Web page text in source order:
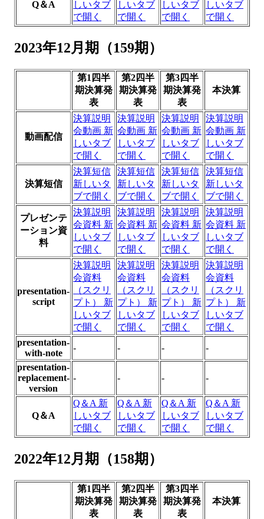
Q＆A
しいタブ
で開く
しいタブ
で開く
しいタブ
で開く
しいタブ
で開く
2023年12月期（159期）
第1四半
期決算発
表
第2四半
期決算発
表
第3四半
期決算発
表
本決算
動画配信
決算説明
会動画 新
しいタブ
で開く
決算説明
会動画 新
しいタブ
で開く
決算説明
会動画 新
しいタブ
で開く
決算説明
会動画 新
しいタブ
で開く
決算短信
決算短信
新しいタ
ブで開く
決算短信
新しいタ
ブで開く
決算短信
新しいタ
ブで開く
決算短信
新しいタ
ブで開く
プレゼンテ
ーション資
料
決算説明
会資料 新
しいタブ
で開く
決算説明
会資料 新
しいタブ
で開く
決算説明
会資料 新
しいタブ
で開く
決算説明
会資料 新
しいタブ
で開く
presentation-
script
決算説明
会資料
（スクリ
プト） 新
しいタブ
で開く
決算説明
会資料
（スクリ
プト） 新
しいタブ
で開く
決算説明
会資料
（スクリ
プト） 新
しいタブ
で開く
決算説明
会資料
（スクリ
プト） 新
しいタブ
で開く
presentation-
with-note
- - -
-
presentation-
replacement-
version
- - - -
Q＆A
Q＆A 新
しいタブ
で開く
Q＆A 新
しいタブ
で開く
Q＆A 新
しいタブ
で開く
Q＆A 新
しいタブ
で開く
2022年12月期（158期）
第1四半
期決算発
表
第2四半
期決算発
表
第3四半
期決算発
表
本決算